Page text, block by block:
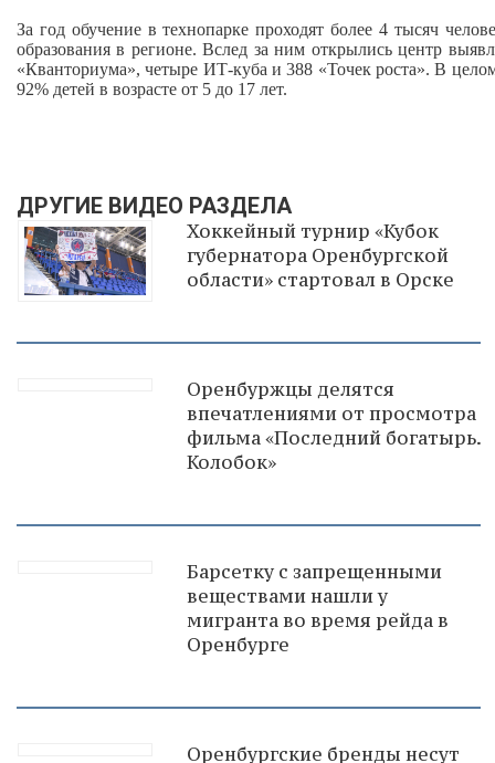
За год обучение в технопарке проходят более 4 тысяч
образования в регионе. Вслед за ним открылись центр
«Кванториума», четыре ИТ‑куба и 388 «Точек роста». В
92% детей в возрасте от 5 до 17 лет.
ДРУГИЕ ВИДЕО РАЗДЕЛА
Хоккейный турнир «Кубок
губернатора Оренбургской
области» стартовал в Орске
Оренбуржцы делятся
впечатлениями от просмотра
фильма «Последний богатырь.
Колобок»
Барсетку с запрещенными
веществами нашли у
мигранта во время рейда в
Оренбурге
Оренбургские бренды несут